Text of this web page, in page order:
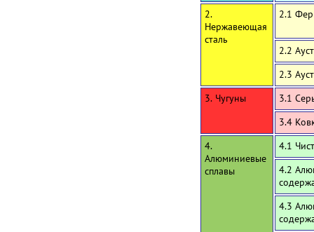
2.
Нержавеющая
сталь
2.1
2.2
2.3
3. Чугуны
3.1
3.4
4.
Алюминиевые
сплавы
4.1
4.2
4.3